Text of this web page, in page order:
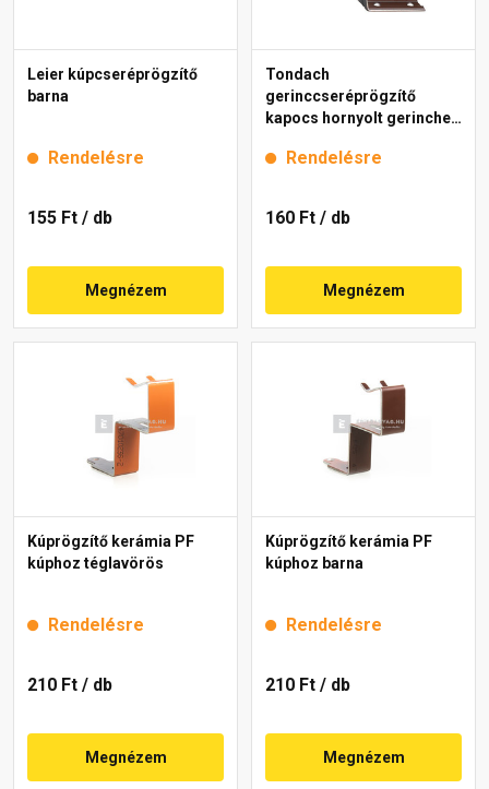
Leier kúpcseréprögzítő
barna
Rendelésre
155 Ft / db
Megnézem
Tondach
gerinccseréprögzítő
kapocs hornyolt gerinchez
Rendelésre
160 Ft / db
Megnézem
Kúprögzítő kerámia PF
kúphoz téglavörös
Rendelésre
210 Ft / db
Megnézem
Kúprögzítő kerámia PF
kúphoz barna
Rendelésre
210 Ft / db
Megnézem